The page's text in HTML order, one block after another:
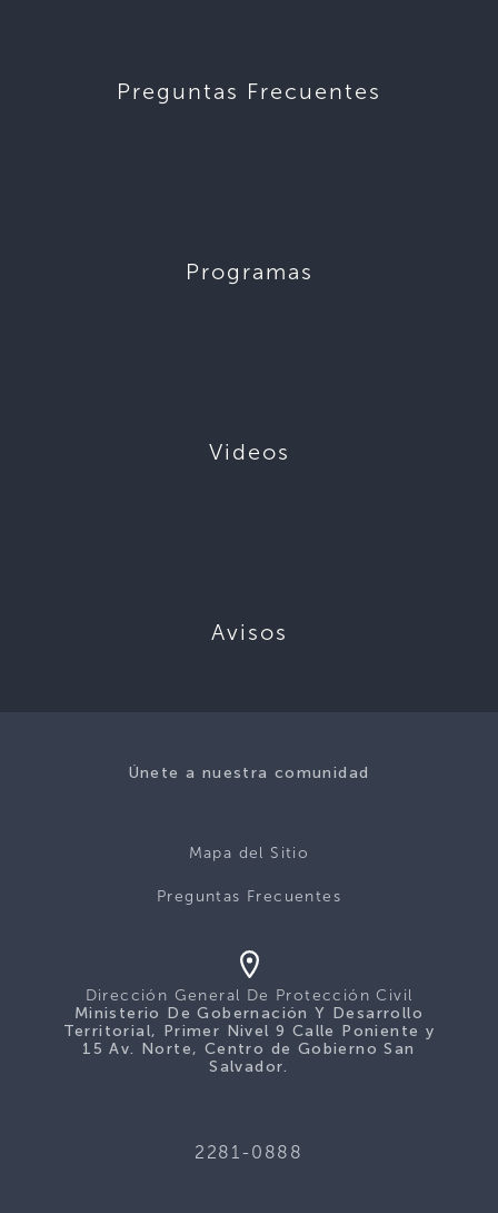
Preguntas Frecuentes
Programas
Videos
Avisos
Únete a nuestra comunidad
Mapa del Sitio
Preguntas Frecuentes
Dirección General De Protección Civil
Ministerio De Gobernación Y Desarrollo
Territorial, Primer Nivel 9 Calle Poniente y
15 Av. Norte, Centro de Gobierno San
Salvador.
2281-0888